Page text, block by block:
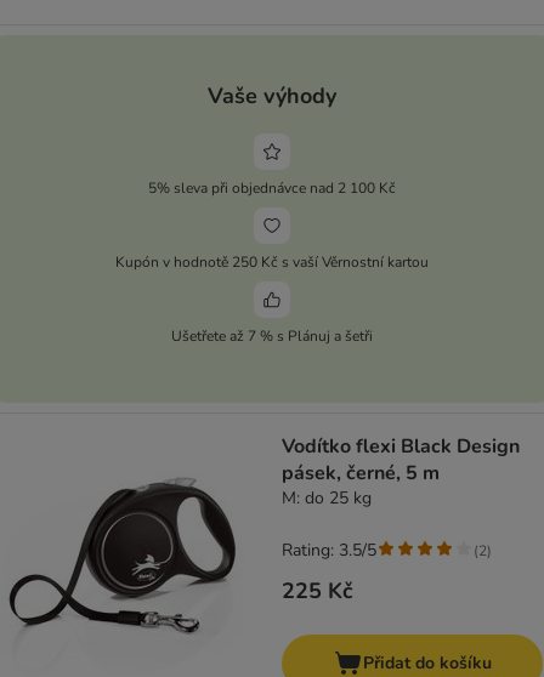
Vaše výhody
5% sleva při objednávce nad 2 100 Kč
Kupón v hodnotě 250 Kč s vaší Věrnostní kartou
Ušetřete až 7 % s Plánuj a šetři
Vodítko flexi Black Design
pásek, černé, 5 m
M: do 25 kg
225 Kč
Rating: 3.5/5 (2)
Přidat do košíku